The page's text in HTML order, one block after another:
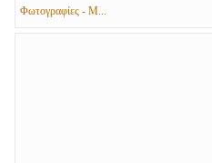
Φωτογραφίες - Μ...